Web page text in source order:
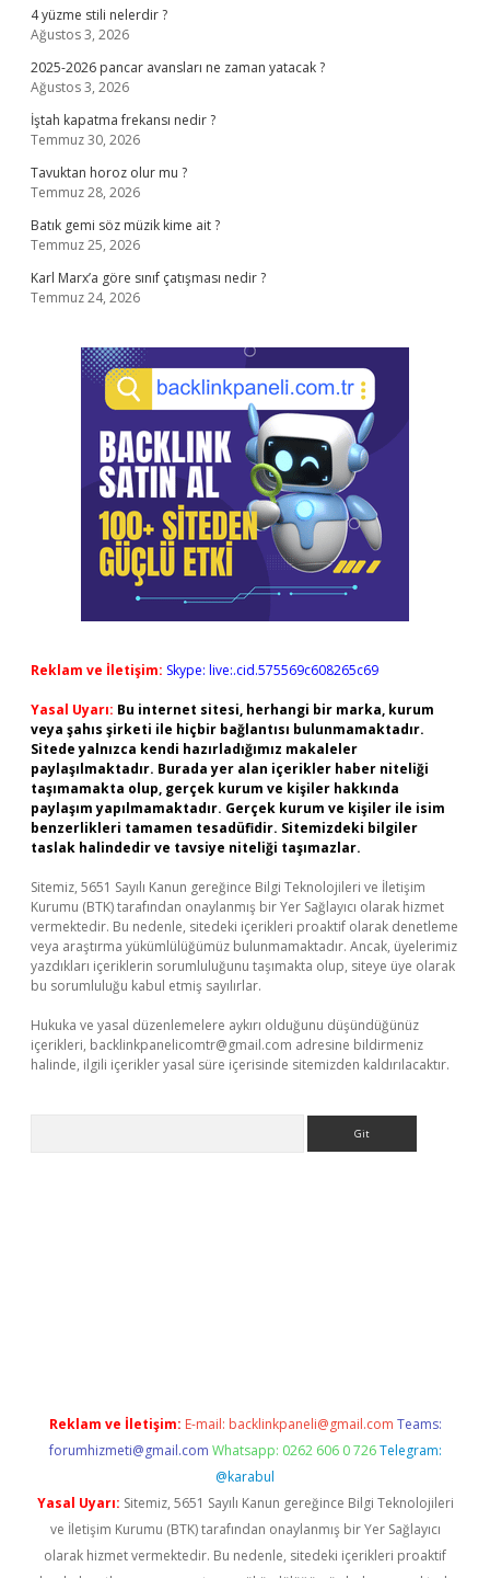
4 yüzme stili nelerdir ?
Ağustos 3, 2026
2025-2026 pancar avansları ne zaman yatacak ?
Ağustos 3, 2026
İştah kapatma frekansı nedir ?
Temmuz 30, 2026
Tavuktan horoz olur mu ?
Temmuz 28, 2026
Batık gemi söz müzik kime ait ?
Temmuz 25, 2026
Karl Marx’a göre sınıf çatışması nedir ?
Temmuz 24, 2026
Reklam ve İletişim: Skype: live:.cid.575569c608265c69
Yasal Uyarı: Bu internet sitesi, herhangi bir marka, kurum
veya şahıs şirketi ile hiçbir bağlantısı bulunmamaktadır.
Sitede yalnızca kendi hazırladığımız makaleler
paylaşılmaktadır. Burada yer alan içerikler haber niteliği
taşımamakta olup, gerçek kurum ve kişiler hakkında
paylaşım yapılmamaktadır. Gerçek kurum ve kişiler ile isim
benzerlikleri tamamen tesadüfidir. Sitemizdeki bilgiler
taslak halindedir ve tavsiye niteliği taşımazlar.
Sitemiz, 5651 Sayılı Kanun gereğince Bilgi Teknolojileri ve İletişim
Kurumu (BTK) tarafından onaylanmış bir Yer Sağlayıcı olarak hizmet
vermektedir. Bu nedenle, sitedeki içerikleri proaktif olarak denetleme
veya araştırma yükümlülüğümüz bulunmamaktadır. Ancak, üyelerimiz
yazdıkları içeriklerin sorumluluğunu taşımakta olup, siteye üye olarak
bu sorumluluğu kabul etmiş sayılırlar.
Hukuka ve yasal düzenlemelere aykırı olduğunu düşündüğünüz
içerikleri, backlinkpanelicomtr@gmail.com adresine bildirmeniz
halinde, ilgili içerikler yasal süre içerisinde sitemizden kaldırılacaktır.
Reklam ve İletişim: E-mail: backlinkpaneli@gmail.com Teams:
forumhizmeti@gmail.com Whatsapp: 0262 606 0 726 Telegram:
@karabul
Yasal Uyarı: Sitemiz, 5651 Sayılı Kanun gereğince Bilgi Teknolojileri
ve İletişim Kurumu (BTK) tarafından onaylanmış bir Yer Sağlayıcı
olarak hizmet vermektedir. Bu nedenle, sitedeki içerikleri proaktif